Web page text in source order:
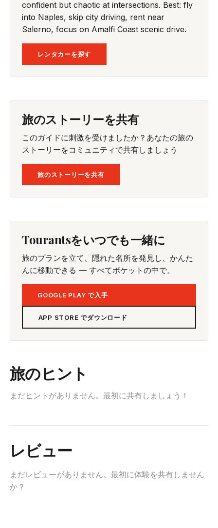
confident but chaotic at intersections. Best: fly
into Naples, skip city driving, rent near
Salerno, focus on Amalfi Coast scenic drive.
レンタカーを探す
旅のストーリーを共有
このガイドに刺激を受けましたか？あなたの旅の
ストーリーをコミュニティで共有しましょう
旅のストーリーを共有
Tourantsをいつでも一緒に
旅のプランを立て、隠れた名所を発見し、かんた
んに移動できる — すべてポケットの中で。
GOOGLE PLAY で入手
APP STORE でダウンロード
旅のヒント
まだヒントがありません。最初に共有しましょう！
レビュー
まだレビューがありません。最初に体験を共有しません
か？